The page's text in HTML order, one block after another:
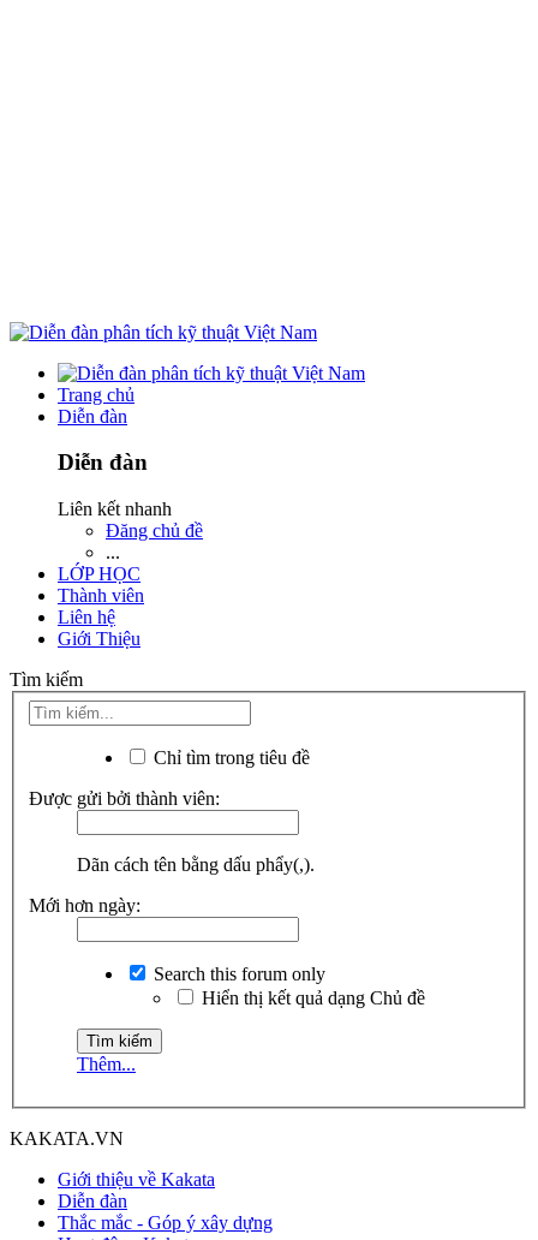
Trang chủ
Diễn đàn
Diễn đàn
Liên kết nhanh
Đăng chủ đề
...
LỚP HỌC
Thành viên
Liên hệ
Giới Thiệu
Tìm kiếm
Chỉ tìm trong tiêu đề
Được gửi bởi thành viên:
Dãn cách tên bằng dấu phẩy(,).
Mới hơn ngày:
Search this forum only
Hiển thị kết quả dạng Chủ đề
Thêm...
KAKATA.VN
Giới thiệu về Kakata
Diễn đàn
Thắc mắc - Góp ý xây dựng